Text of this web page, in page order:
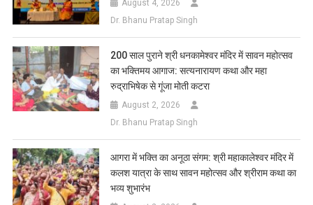
August 4, 2026
Dr. Bhanu Pratap Singh
200 साल पुराने श्री धनकामेश्वर मंदिर में सावन महोत्सव
का भक्तिमय आगाज: सत्यनारायण कथा और महा
रुद्राभिषेक से गूंजा मोती कटरा
August 2, 2026
Dr. Bhanu Pratap Singh
आगरा में भक्ति का अनूठा संगम: श्री महाकालेश्वर मंदिर में
कलश यात्रा के साथ सावन महोत्सव और श्रीराम कथा का
भव्य शुभारंभ